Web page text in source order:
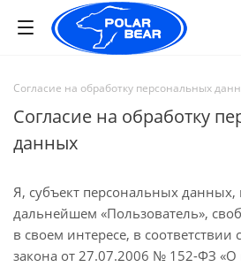
Согласие на обработку персональных
Согласие на обработку
данных
Я, субъект персональных
дальнейшем «Пользователь»,
в своем интересе, в соответствии
закона от 27.07.2006 № 152-ФЗ